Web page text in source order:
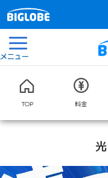
メニュー
TOP 料金